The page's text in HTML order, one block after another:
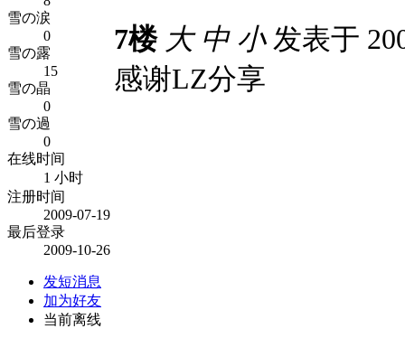
雪の涙
0
雪の露
15
雪の晶
0
雪の過
0
在线时间
1 小时
注册时间
2009-07-19
最后登录
2009-10-26
发短消息
加为好友
当前离线
7楼 大 中 小发表于
感谢LZ分享